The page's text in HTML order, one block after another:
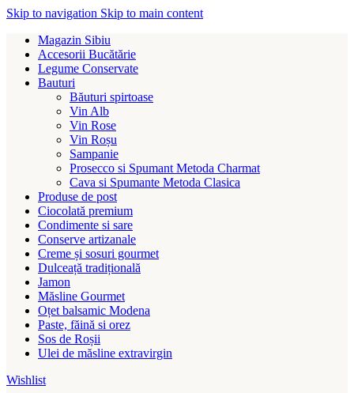
Skip to navigation Skip to main content
Magazin Sibiu
Accesorii Bucătărie
Legume Conservate
Bauturi
Băuturi spirtoase
Vin Alb
Vin Rose
Vin Roșu
Sampanie
Prosecco si Spumant Metoda Charmat
Cava si Spumante Metoda Clasica
Produse de post
Ciocolată premium
Condimente si sare
Conserve artizanale
Creme și sosuri gourmet
Dulceață tradițională
Jamon
Măsline Gourmet
Oțet balsamic Modena
Paste, făină si orez
Sos de Roșii
Ulei de măsline extravirgin
Wishlist